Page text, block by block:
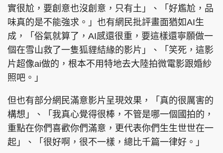
實很尬，要創意也沒創意，只有土」、「好尷尬，品
味真的是不能強求。」也有網民批評畫面猶如AI生
成，「俗氣就算了，AI感還很重，要這樣還寧願做一
個在雪山救了一隻狐貍結緣的影片」、「笑死，這影
片超像ai做的，根本不用特地去大陸拍微電影跟婚紗
照吧。」
但也有部分網民滿意影片呈現效果，「真的很厲害的
構想」、「我真心覺得很棒，不管是哪一個國拍的，
重點在你們喜歡你們滿意，更代表你們生生世世在一
起」、「很好啊，很不一樣，總比千篇一律好。」